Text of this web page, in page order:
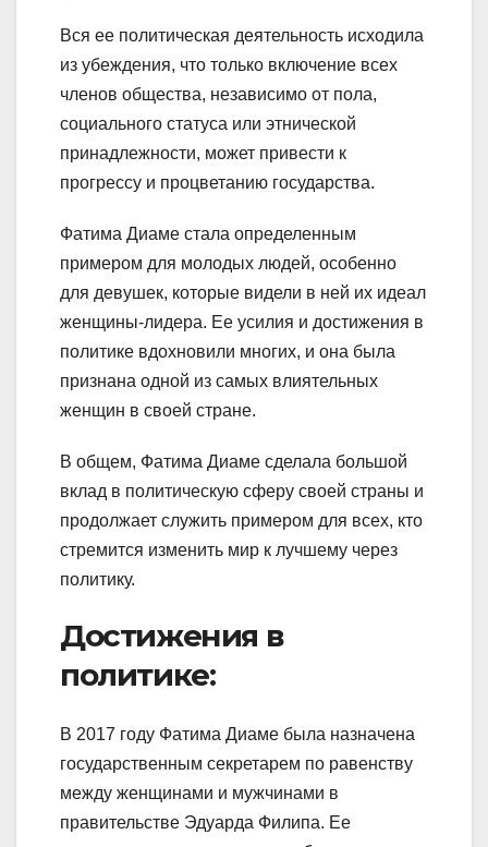
Вся ее политическая деятельность исходила
из убеждения, что только включение всех
членов общества, независимо от пола,
социального статуса или этнической
принадлежности, может привести к
прогрессу и процветанию государства.
Фатима Диаме стала определенным
примером для молодых людей, особенно
для девушек, которые видели в ней их идеал
женщины-лидера. Ее усилия и достижения в
политике вдохновили многих, и она была
признана одной из самых влиятельных
женщин в своей стране.
В общем, Фатима Диаме сделала большой
вклад в политическую сферу своей страны и
продолжает служить примером для всех, кто
стремится изменить мир к лучшему через
политику.
Достижения в
политике:
В 2017 году Фатима Диаме была назначена
государственным секретарем по равенству
между женщинами и мужчинами в
правительстве Эдуарда Филипа. Ее